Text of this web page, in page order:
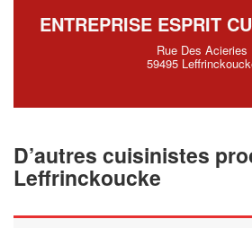
ENTREPRISE ESPRIT
Rue Des Acieries
59495
D’autres cuisinistes
Leffrinckoucke